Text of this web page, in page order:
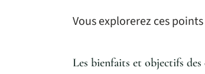
Vous explorerez ces
Les bienfaits et objectifs des